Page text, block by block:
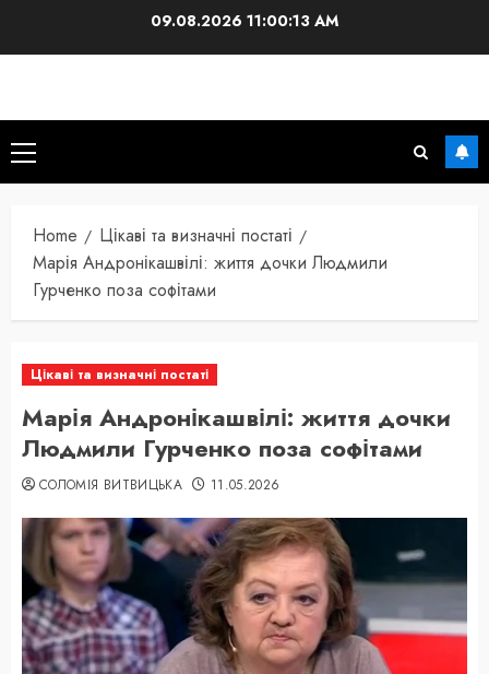
09.08.2026 11:00:14 AM
Primary
Menu
Home
Цікаві та визначні постаті
Марія Андронікашвілі: життя дочки Людмили
Гурченко поза софітами
Цікаві та визначні постаті
Марія Андронікашвілі: життя дочки
Людмили Гурченко поза софітами
СОЛОМІЯ ВИТВИЦЬКА 11.05.2026